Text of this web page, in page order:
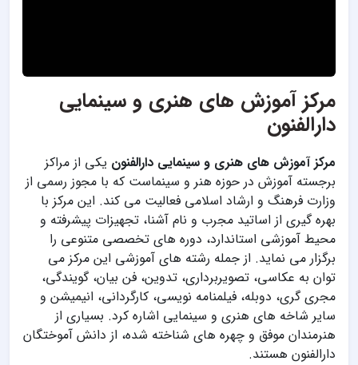
مرکز آموزش های هنری و سینمایی
دارالفنون
مرکز آموزش های هنری و سینمایی دارالفنون یکی از مراکز
برجسته آموزش در حوزه هنر و سینماست که با مجوز رسمی از
وزارت فرهنگ و ارشاد اسلامی فعالیت می کند. این مرکز با
بهره گیری از اساتید مجرب و نام آشنا، تجهیزات پیشرفته و
محیط آموزشی استاندارد، دوره های تخصصی متنوعی را
برگزار می نماید. از جمله رشته های آموزشی این مرکز می
توان به عکاسی، تصویربرداری، تدوین، فن بیان، گویندگی،
مجری گری، دوبله، فیلمنامه نویسی، کارگردانی، انیمیشن و
سایر شاخه های هنری و سینمایی اشاره کرد. بسیاری از
هنرمندان موفق و چهره های شناخته شده، از دانش آموختگان
دارالفنون هستند.